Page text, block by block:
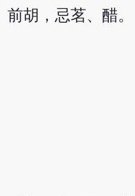
前胡，忌茗、醋。